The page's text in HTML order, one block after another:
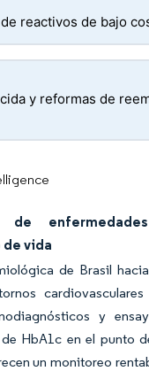
reactivos de bajo
y reformas de
de
vida
de Brasil
y
HbA1c en el punto
un monitoreo